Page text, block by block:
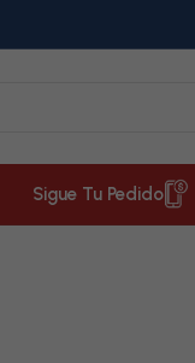
Sigue Tu Pedido